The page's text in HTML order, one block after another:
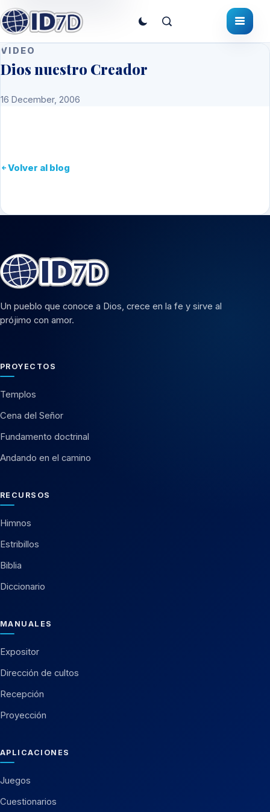
VIDEO
Dios nuestro Creador
16 December, 2006
Volver al blog
Un pueblo que conoce a Dios, crece en la fe y sirve al
prójimo con amor.
PROYECTOS
Templos
Cena del Señor
Fundamento doctrinal
Andando en el camino
RECURSOS
Himnos
Estribillos
Biblia
Diccionario
MANUALES
Expositor
Dirección de cultos
Recepción
Proyección
APLICACIONES
Juegos
Cuestionarios